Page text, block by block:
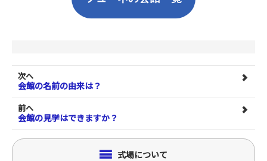
次へ
会館の名前の由来は？
前へ
会館の見学はできますか？
式場について